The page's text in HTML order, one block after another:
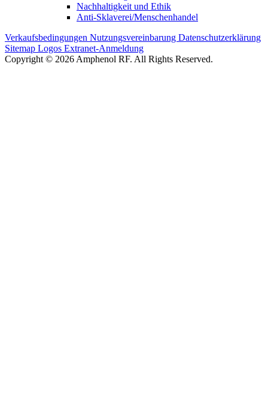
Nachhaltigkeit und Ethik
Anti-Sklaverei/Menschenhandel
Verkaufsbedingungen Nutzungsvereinbarung Datenschutzerklärung
Sitemap Logos Extranet-Anmeldung
Copyright © 2026 Amphenol RF. All Rights Reserved.